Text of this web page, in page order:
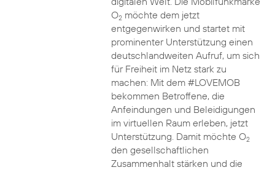
O2möchte dem jetzt
entgegenwirken und startet mit
prominenter Unterstützung einen
deutschlandweiten Aufruf, um sich
für Freiheit im Netz stark zu
machen: Mit dem #LOVEMOB
bekommen Betroffene, die
Anfeindungen und Beleidigungen
im virtuellen Raum erleben, jetzt
Unterstützung. Damit möchte O2
den gesellschaftlichen
Zusammenhalt stärken und die